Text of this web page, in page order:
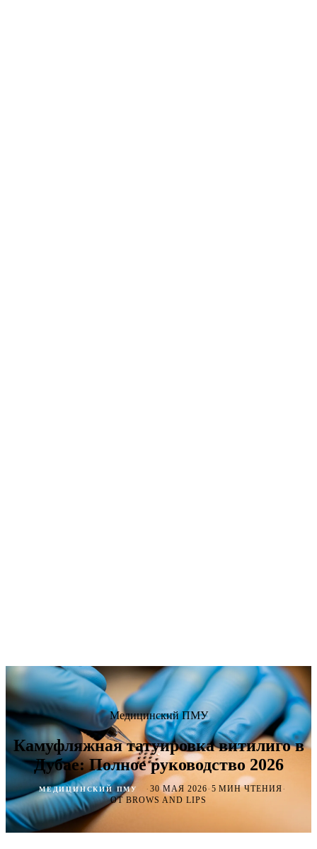
Медицинский ПМУ
Камуфляжная татуировка витилиго в
Дубае: Полное руководство 2026
МЕДИЦИНСКИЙ ПМУ · 30 МАЯ 2026· 5 МИН ЧТЕНИЯ·
ОТ BROWS AND LIPS